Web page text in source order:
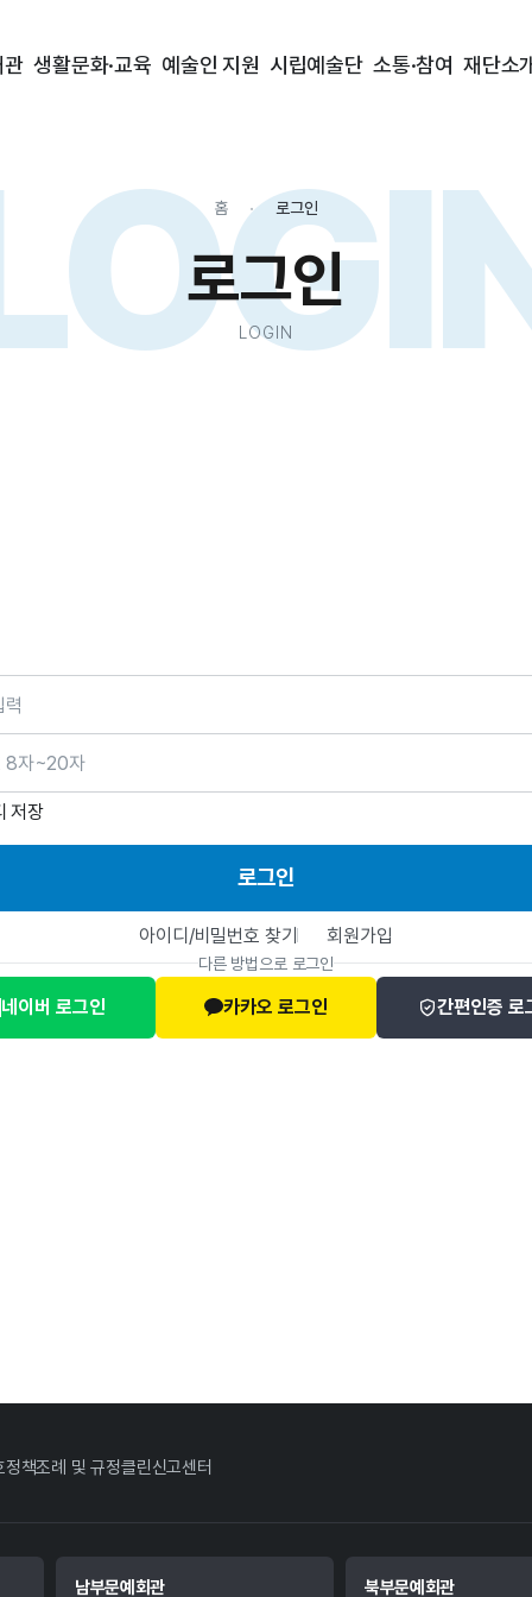
관 생활문화·교육 예술인 지원 시립예술단 소통·참여 재단소
홈 로그인
로그인
LOGIN
저장
로그인
아이디/비밀번호 찾기 회원가입
다른 방법으로 로그인
네이버 로그인 카카오 로그인 간편인증 로
정책조례 및 규정클린신고센터
남부문예회관 북부문예회관